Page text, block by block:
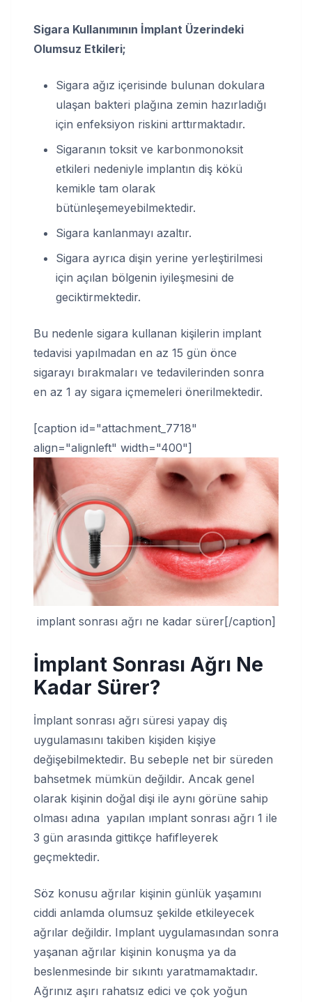
Sigara Kullanımının İmplant Üzerindeki
Olumsuz Etkileri;
Sigara ağız içerisinde bulunan dokulara
ulaşan bakteri plağına zemin hazırladığı
için enfeksiyon riskini arttırmaktadır.
Sigaranın toksit ve karbonmonoksit
etkileri nedeniyle implantın diş kökü
kemikle tam olarak
bütünleşemeyebilmektedir.
Sigara kanlanmayı azaltır.
Sigara ayrıca dişin yerine yerleştirilmesi
için açılan bölgenin iyileşmesini de
geciktirmektedir.
Bu nedenle sigara kullanan kişilerin implant
tedavisi yapılmadan en az 15 gün önce
sigarayı bırakmaları ve tedavilerinden sonra
en az 1 ay sigara içmemeleri önerilmektedir.
[caption id="attachment_7718"
align="alignleft" width="400"]
implant sonrası ağrı ne kadar sürer[/caption]
İmplant Sonrası Ağrı Ne
Kadar Sürer?
İmplant sonrası ağrı süresi yapay diş
uygulamasını takiben kişiden kişiye
değişebilmektedir. Bu sebeple net bir süreden
bahsetmek mümkün değildir. Ancak genel
olarak kişinin doğal dişi ile aynı görüne sahip
olması adına yapılan ımplant sonrası ağrı 1 ile
3 gün arasında gittikçe hafifleyerek
geçmektedir.
Söz konusu ağrılar kişinin günlük yaşamını
ciddi anlamda olumsuz şekilde etkileyecek
ağrılar değildir. Implant uygulamasından sonra
yaşanan ağrılar kişinin konuşma ya da
beslenmesinde bir sıkıntı yaratmamaktadır.
Ağrınız aşırı rahatsız edici ve çok yoğun